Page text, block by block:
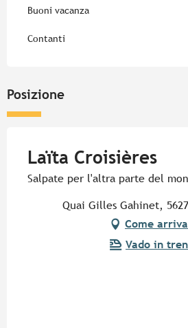
Buoni vacanza
Contanti
Posizione
Laïta Croisières
Salpate per l'altra parte del
Quai Gilles Gahinet,
Come
Vado in